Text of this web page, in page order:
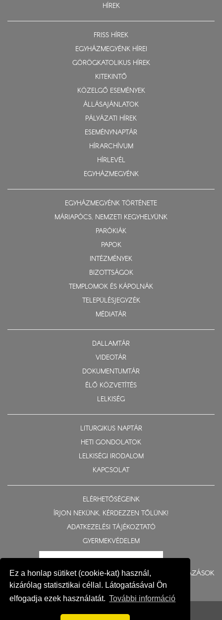
Ez a honlap sütiket (cookie-kat) használ,
kizárólag statisztikai céllal. Látogatásával Ön
elfogadja ezek használatát. További információ
HÍREK
FRISS HÍREK
EGYHÁZMEGYÉNK HÍREI
GÖRÖGKATOLIKUS HÍREK
KITEKINTŐ
KÖZELGŐ ESEMÉNYEK
ÁLLÁSAJÁNLATOK
PÁLYÁZATI HÍREK
ESEMÉNYNAPTÁR
HÍRARCHÍVUM
HÍRLEVÉL
EGYHÁZMEGYÉNK
EGYHÁZMEGYÉNK TÖRTÉNETE
MÁRIAPÓCS, NEMZETI KEGYHELYÜNK
PARÓKIÁK
PAPOK
INTÉZMÉNYEK
BIZOTTSÁGOK
TEMPLOMOK ÉS KÁPOLNÁK
TELEPÜLÉSJEGYZÉK
MÉDIATÁR
DALLAMTÁR
VIDEOTÁR
DOKUMENTUMTÁR
ÉLŐ KÖZVETÍTÉS
LELKISÉG
LITURGIKUS NAPTÁR
HETI GONDOLATOK
LELKISÉGI IRODALOM
KAPCSOLAT
ELÉRHETŐSÉGEINK
ÍRJON NEKÜNK, KÉRDEZZEN TŐLÜNK!
ADATKEZELÉSI TÁJÉKOZTATÓ
GYERMEKVÉDELEM
BERUHÁZÁSOK